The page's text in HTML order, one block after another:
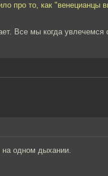
про то, как "венецианцы
Все мы когда увлечемся
на одном дыхании.